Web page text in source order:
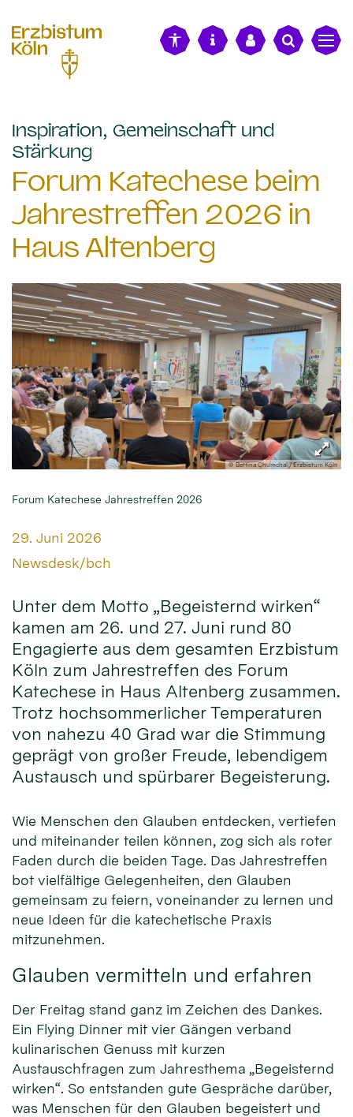
Inspiration, Gemeinschaft und
Stärkung
Forum Katechese beim
Jahrestreffen 2026 in
Haus Altenberg
© Bettina Chumchal / Erzbistum Köln
Forum Katechese Jahrestreffen 2026
Datum:
29. Juni 2026
Von:
Newsdesk/bch
Unter dem Motto „Begeisternd wirken“
kamen am 26. und 27. Juni rund 80
Engagierte aus dem gesamten Erzbistum
Köln zum Jahrestreffen des Forum
Katechese in Haus Altenberg zusammen.
Trotz hochsommerlicher Temperaturen
von nahezu 40 Grad war die Stimmung
geprägt von großer Freude, lebendigem
Austausch und spürbarer Begeisterung.
Wie Menschen den Glauben entdecken, vertiefen
und miteinander teilen können, zog sich als roter
Faden durch die beiden Tage. Das Jahrestreffen
bot vielfältige Gelegenheiten, den Glauben
gemeinsam zu feiern, voneinander zu lernen und
neue Ideen für die katechetische Praxis
mitzunehmen.
Glauben vermitteln und erfahren
Der Freitag stand ganz im Zeichen des Dankes.
Ein Flying Dinner mit vier Gängen verband
kulinarischen Genuss mit kurzen
Austauschfragen zum Jahresthema „Begeisternd
wirken“. So entstanden gute Gespräche darüber,
was Menschen für den Glauben begeistert und